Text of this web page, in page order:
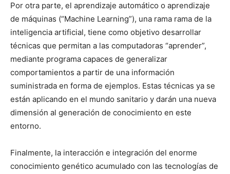
Por otra parte, el aprendizaje automático o aprendizaje
de máquinas (“Machine Learning”), una rama rama de la
inteligencia artificial, tiene como objetivo desarrollar
técnicas que permitan a las computadoras “aprender”,
mediante programa capaces de generalizar
comportamientos a partir de una información
suministrada en forma de ejemplos. Estas técnicas ya se
están aplicando en el mundo sanitario y darán una nueva
dimensión al generación de conocimiento en este
entorno.
Finalmente, la interacción e integración del enorme
conocimiento genético acumulado con las tecnologías de